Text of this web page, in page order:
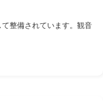
整備されています。観音